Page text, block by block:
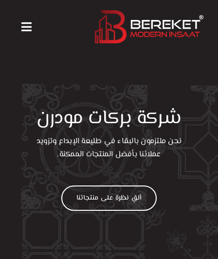
content
Toggle
شركة بركات مودرن
نحن ملتزمون بالبقاء في طليعة الإبداع وتزويد
عملائنا بأفضل المنتجات الممكنة.
ألقِ نظرة على منتجاتنا